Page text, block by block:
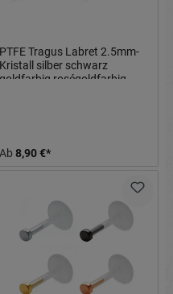
PTFE Tragus Labret 2.5mm-
Kristall silber schwarz
goldfarbig roségoldfarbig
Ab 8,90 €*